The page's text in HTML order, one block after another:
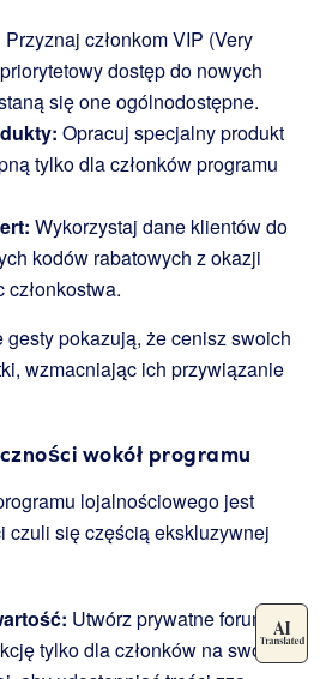
Przyznaj członkom VIP (Very
dostęp do nowych
się one ogólnodostępne.
Opracuj specjalny produkt
tylko dla członków programu
Wykorzystaj dane klientów do
kodów rabatowych z okazji
pokazują, że cenisz swoich
wzmacniając ich przywiązanie
wokół programu
lojalnościowego jest
czuli się częścią ekskluzywnej
Utwórz prywatne forum
tylko dla członków na swojej